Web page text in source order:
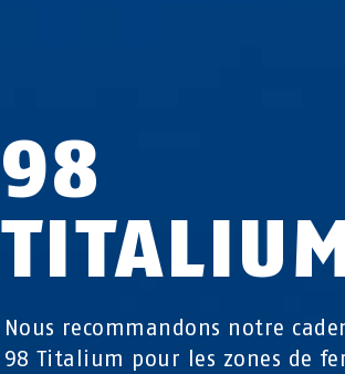
98
Nous recommandons notre
98 Titalium pour les zones de